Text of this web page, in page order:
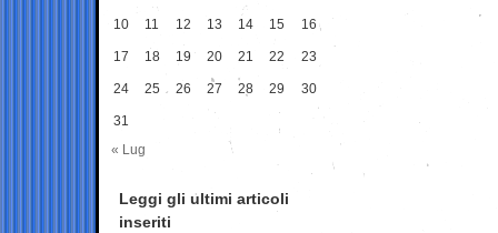
10 11 12 13 14 15 16
17 18 19 20 21 22 23
24 25 26 27 28 29 30
31
« Lug
Leggi gli ultimi articoli
inseriti